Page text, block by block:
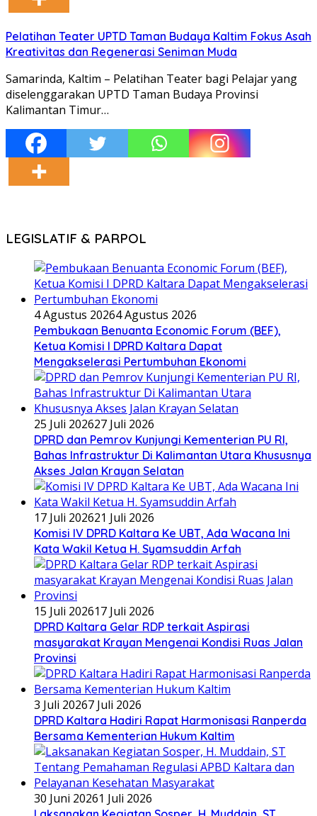
Pelatihan Teater UPTD Taman Budaya Kaltim Fokus Asah
Kreativitas dan Regenerasi Seniman Muda
Samarinda, Kaltim – Pelatihan Teater bagi Pelajar yang
diselenggarakan UPTD Taman Budaya Provinsi
Kalimantan Timur…
LEGISLATIF & PARPOL
4 Agustus 20264 Agustus 2026
Pembukaan Benuanta Economic Forum (BEF),
Ketua Komisi I DPRD Kaltara Dapat
Mengakselerasi Pertumbuhan Ekonomi
25 Juli 202627 Juli 2026
DPRD dan Pemrov Kunjungi Kementerian PU RI,
Bahas Infrastruktur Di Kalimantan Utara Khususnya
Akses Jalan Krayan Selatan
17 Juli 202621 Juli 2026
Komisi IV DPRD Kaltara Ke UBT, Ada Wacana Ini
Kata Wakil Ketua H. Syamsuddin Arfah
15 Juli 202617 Juli 2026
DPRD Kaltara Gelar RDP terkait Aspirasi
masyarakat Krayan Mengenai Kondisi Ruas Jalan
Provinsi
3 Juli 20267 Juli 2026
DPRD Kaltara Hadiri Rapat Harmonisasi Ranperda
Bersama Kementerian Hukum Kaltim
30 Juni 20261 Juli 2026